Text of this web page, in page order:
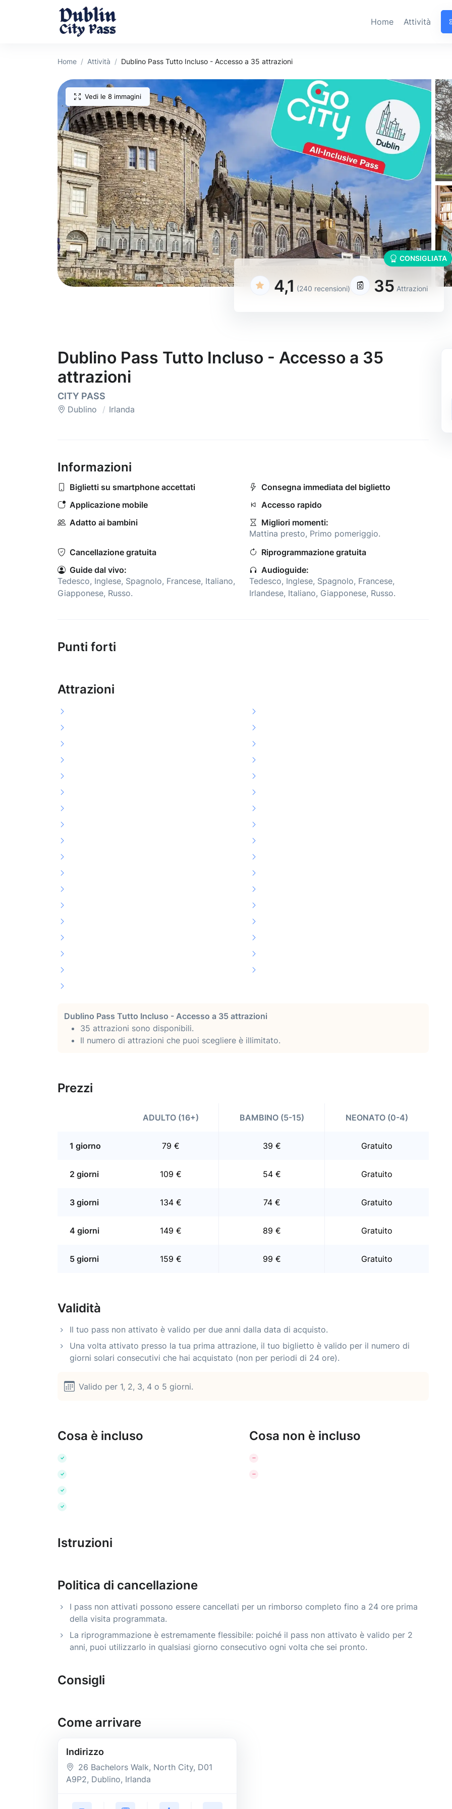
Home Attività
Home Attività Dublino Pass Tutto Incluso - Accesso a 35 attrazioni
Vedi le 8 immagini
CONSIGLIATA
4,1 (240 recensioni) 35 Attrazioni
Dublino Pass Tutto Incluso - Accesso a 35
attrazioni
CITY PASS
Dublino Irlanda
Informazioni
Biglietti su smartphone accettati
Consegna immediata del biglietto
Applicazione mobile
Accesso rapido
Adatto ai bambini
Migliori momenti:
Mattina presto, Primo pomeriggio.
Cancellazione gratuita
Riprogrammazione gratuita
Guide dal vivo:
Tedesco, Inglese, Spagnolo, Francese, Italiano,
Giapponese, Russo.
Audioguide:
Tedesco, Inglese, Spagnolo, Francese,
Irlandese, Italiano, Giapponese, Russo.
Punti forti
Attrazioni
Dublino Pass Tutto Incluso - Accesso a 35 attrazioni
35 attrazioni sono disponibili.
Il numero di attrazioni che puoi scegliere è illimitato.
Prezzi
ADULTO (16+) BAMBINO (5-15) NEONATO (0-4)
1 giorno 79 € 39 € Gratuito
2 giorni 109 € 54 € Gratuito
3 giorni 134 € 74 € Gratuito
4 giorni 149 € 89 € Gratuito
5 giorni 159 € 99 € Gratuito
Validità
Il tuo pass non attivato è valido per due anni dalla data di acquisto.
Una volta attivato presso la tua prima attrazione, il tuo biglietto è valido per il numero di
giorni solari consecutivi che hai acquistato (non per periodi di 24 ore).
Valido per 1, 2, 3, 4 o 5 giorni.
Cosa è incluso Cosa non è incluso
Istruzioni
Politica di cancellazione
I pass non attivati possono essere cancellati per un rimborso completo fino a 24 ore prima
della visita programmata.
La riprogrammazione è estremamente flessibile: poiché il pass non attivato è valido per 2
anni, puoi utilizzarlo in qualsiasi giorno consecutivo ogni volta che sei pronto.
Consigli
Come arrivare
Indirizzo
26 Bachelors Walk, North City, D01
A9P2, Dublino, Irlanda